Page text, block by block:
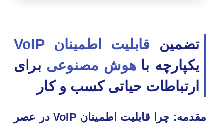
تضمین قابلیت اطمینان VoIP
یکپارچه باهوش مصنوعی برای
ارتباطات حیاتی کسب و کار
مقدمه: چرا قابلیت اطمینان VoIP در عصر